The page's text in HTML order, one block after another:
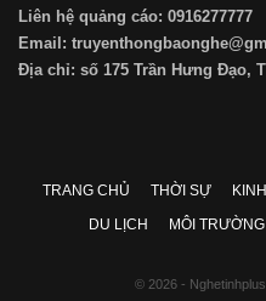
Liên hệ quảng cáo: 0916277777
Email:
Địa chỉ: số 175 Trần Hưng Đạo,
TRANG CHỦ THỜI SỰ
DU LỊCH
MÔI TRƯỜNG
© 2026 -